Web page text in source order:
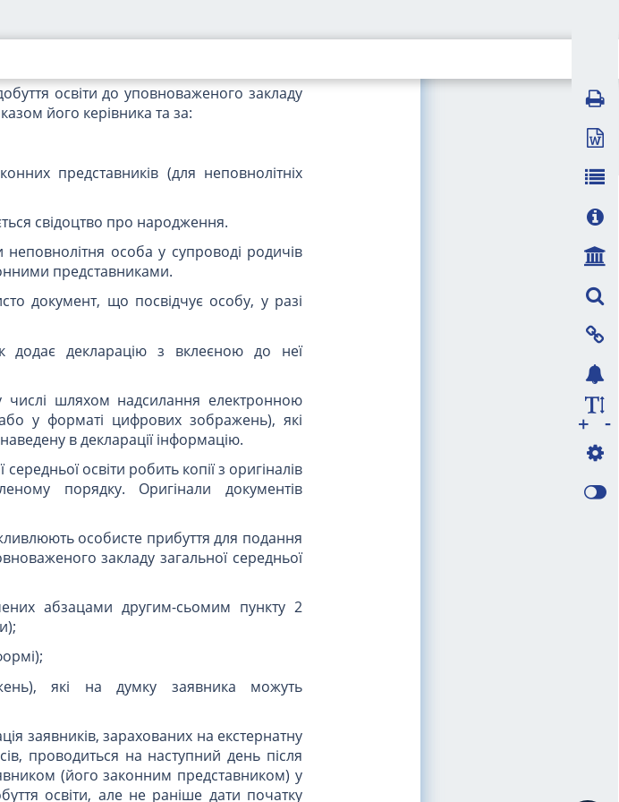
атестації) за екстернатною формою
освіти.
освіти до уповноваженого закладу
його керівника та за:
представників (для неповнолітніх
свідоцтво про народження.
особа у супроводі родичів
представниками.
документ, що посвідчує особу, у разі
додає декларацію з вклеєною до неї
числі шляхом надсилання електронною
у форматі цифрових зображень), які
в декларації інформацію.
освіти робить копії з оригіналів
порядку. Оригінали документів
особисте прибуття для подання
закладу загальної середньої
абзацами другим-сьомим пункту 2
які на думку заявника можуть
заявників, зарахованих на екстернатну
проводиться на наступний день після
(його законним представником) у
освіти, але не раніше дати початку
-
+